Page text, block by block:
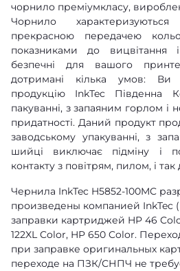
чорнило преміумкласу,
Чорнило
прекрасною передачею
показниками до вицвітання
безпечні для вашого
дотримані кілька умов: Ви
продукцію InkTec Південна
пакуванні, з запаяним горлом і
придатності. Даний продукт
заводському упакуванні, з
шийці виключає підміну і
контакту з повітрям, пилом, і так
Чернила InkTec H5852-100MC
произведены компанией InkTec
заправки картриджей HP 46
122XL Color, HP 650 Color.
при заправке оригинальных
переходе на ПЗК/СНПЧ не